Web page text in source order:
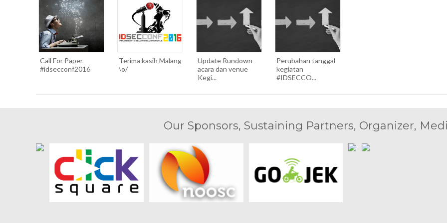
Call For Paper
#idsecconf2016
Terima kasih Malang
\o/
Update Rundown
acara dan venue
Kegi...
Perubahan tanggal
kegiatan
#IDSECCO...
Our Sponsors, Sustaining Partners, Organizer,